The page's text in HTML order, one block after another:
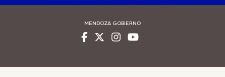
MENDOZA GOBIERNO